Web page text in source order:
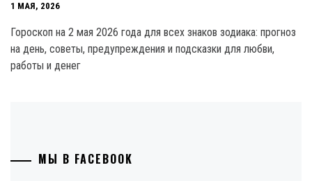
1 МАЯ, 2026
Гороскоп на 2 мая 2026 года для всех знаков зодиака: прогноз
на день, советы, предупреждения и подсказки для любви,
работы и денег
МЫ В FACEBOOK